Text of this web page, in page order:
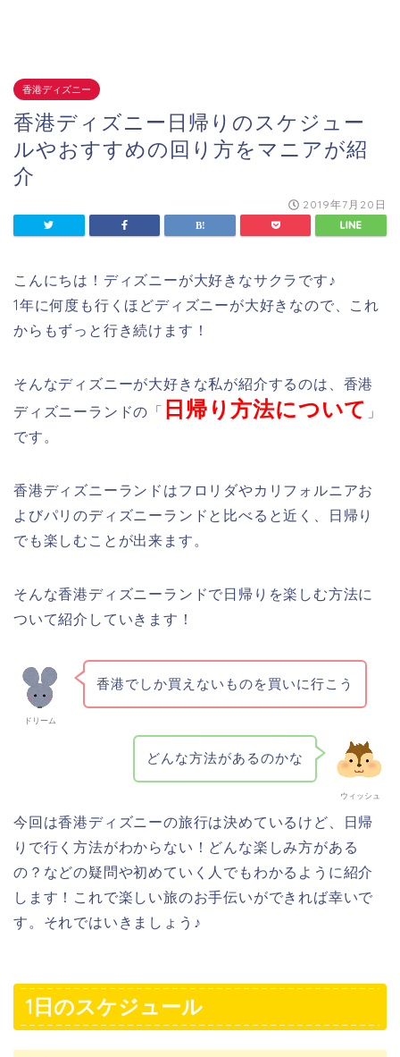
香港ディズニー
香港ディズニー日帰りのスケジュー
ルやおすすめの回り方をマニアが紹
介
2019年7月20日
こんにちは！ディズニーが大好きなサクラです♪
1年に何度も行くほどディズニーが大好きなので、これ
からもずっと行き続けます！
そんなディズニーが大好きな私が紹介するのは、香港
ディズニーランドの「 日帰り方法について 」
です。
香港ディズニーランドはフロリダやカリフォルニアお
よびパリのディズニーランドと比べると近く、日帰り
でも楽しむことが出来ます。
そんな香港ディズニーランドで日帰りを楽しむ方法に
ついて紹介していきます！
ドリーム
香港でしか買えないものを買いに行こう
ウィッシュ
どんな方法があるのかな
今回は香港ディズニーの旅行は決めているけど、日帰
りで行く方法がわからない！どんな楽しみ方がある
の？などの疑問や初めていく人でもわかるように紹介
します！これで楽しい旅のお手伝いができれば幸いで
す。それではいきましょう♪
1日のスケジュール